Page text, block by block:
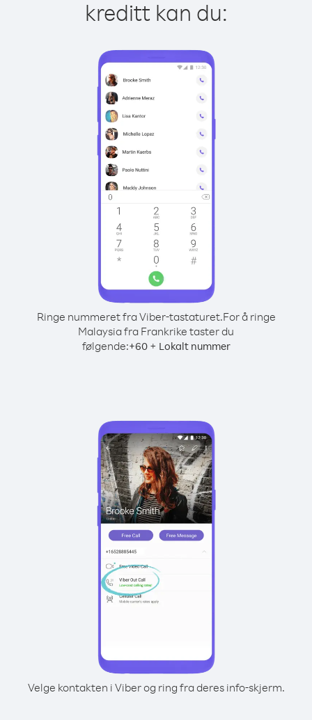
kreditt kan du:
Ringe nummeret fra Viber-tastaturet.For å ringe
Malaysia fra Frankrike taster du
følgende:+60+ Lokalt nummer
Velge kontakten i Viber og ring fra deres info-skjerm.